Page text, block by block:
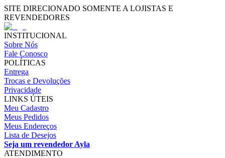
SITE DIRECIONADO SOMENTE A LOJISTAS E
REVENDEDORES
INSTITUCIONAL
Sobre Nós
Fale Conosco
POLÍTICAS
Entrega
Trocas e Devoluções
Privacidade
LINKS ÚTEIS
Meu Cadastro
Meus Pedidos
Meus Endereços
Lista de Desejos
Seja um revendedor Ayla
ATENDIMENTO